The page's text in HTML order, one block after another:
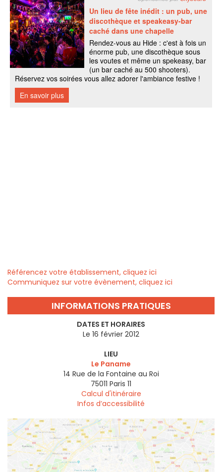
Référencez votre établissement, cliquez ici
Communiquez sur votre évènement, cliquez ici
INFORMATIONS PRATIQUES
DATES ET HORAIRES
Le 16 février 2012
LIEU
Le Paname
14 Rue de la Fontaine au Roi
75011 Paris 11
Calcul d'itinéraire
Infos d’accessibilité